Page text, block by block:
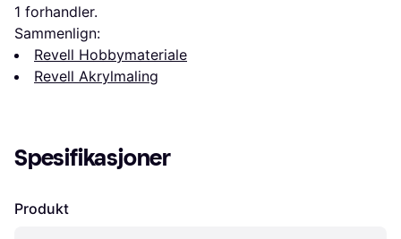
1 forhandler.
Sammenlign:
Revell Hobbymateriale
Revell Akrylmaling
Spesifikasjoner
Produkt